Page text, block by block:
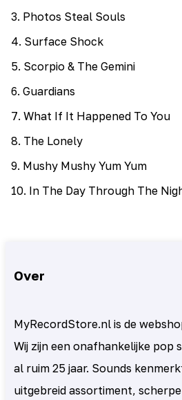
3. Photos Steal Souls
4. Surface Shock
5. Scorpio & The Gemini
6. Guardians
7. What If It Happened To You
8. The Lonely
9. Mushy Mushy Yum Yum
10. In The Day Through The
Over
MyRecordStore.nl is de
Wij zijn een onafhankelijke pop
al ruim 25 jaar. Sounds
uitgebreid assortiment,